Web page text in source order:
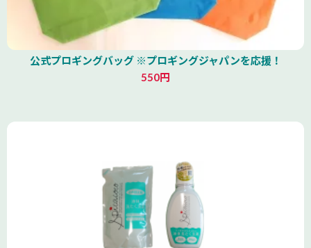
公式プロギングバッグ ※プロギングジャパンを応援！
550円